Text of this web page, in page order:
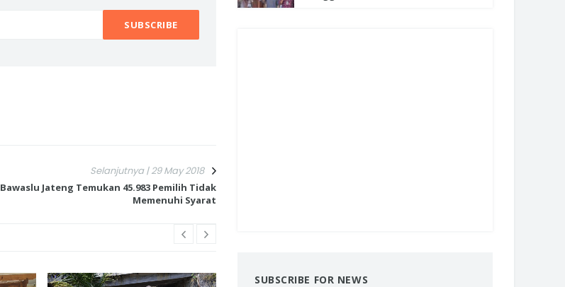
Selanjutnya | 29 May 2018
Bawaslu Jateng Temukan 45.983 Pemilih Tidak
Memenuhi Syarat
SUBSCRIBE FOR NEWS